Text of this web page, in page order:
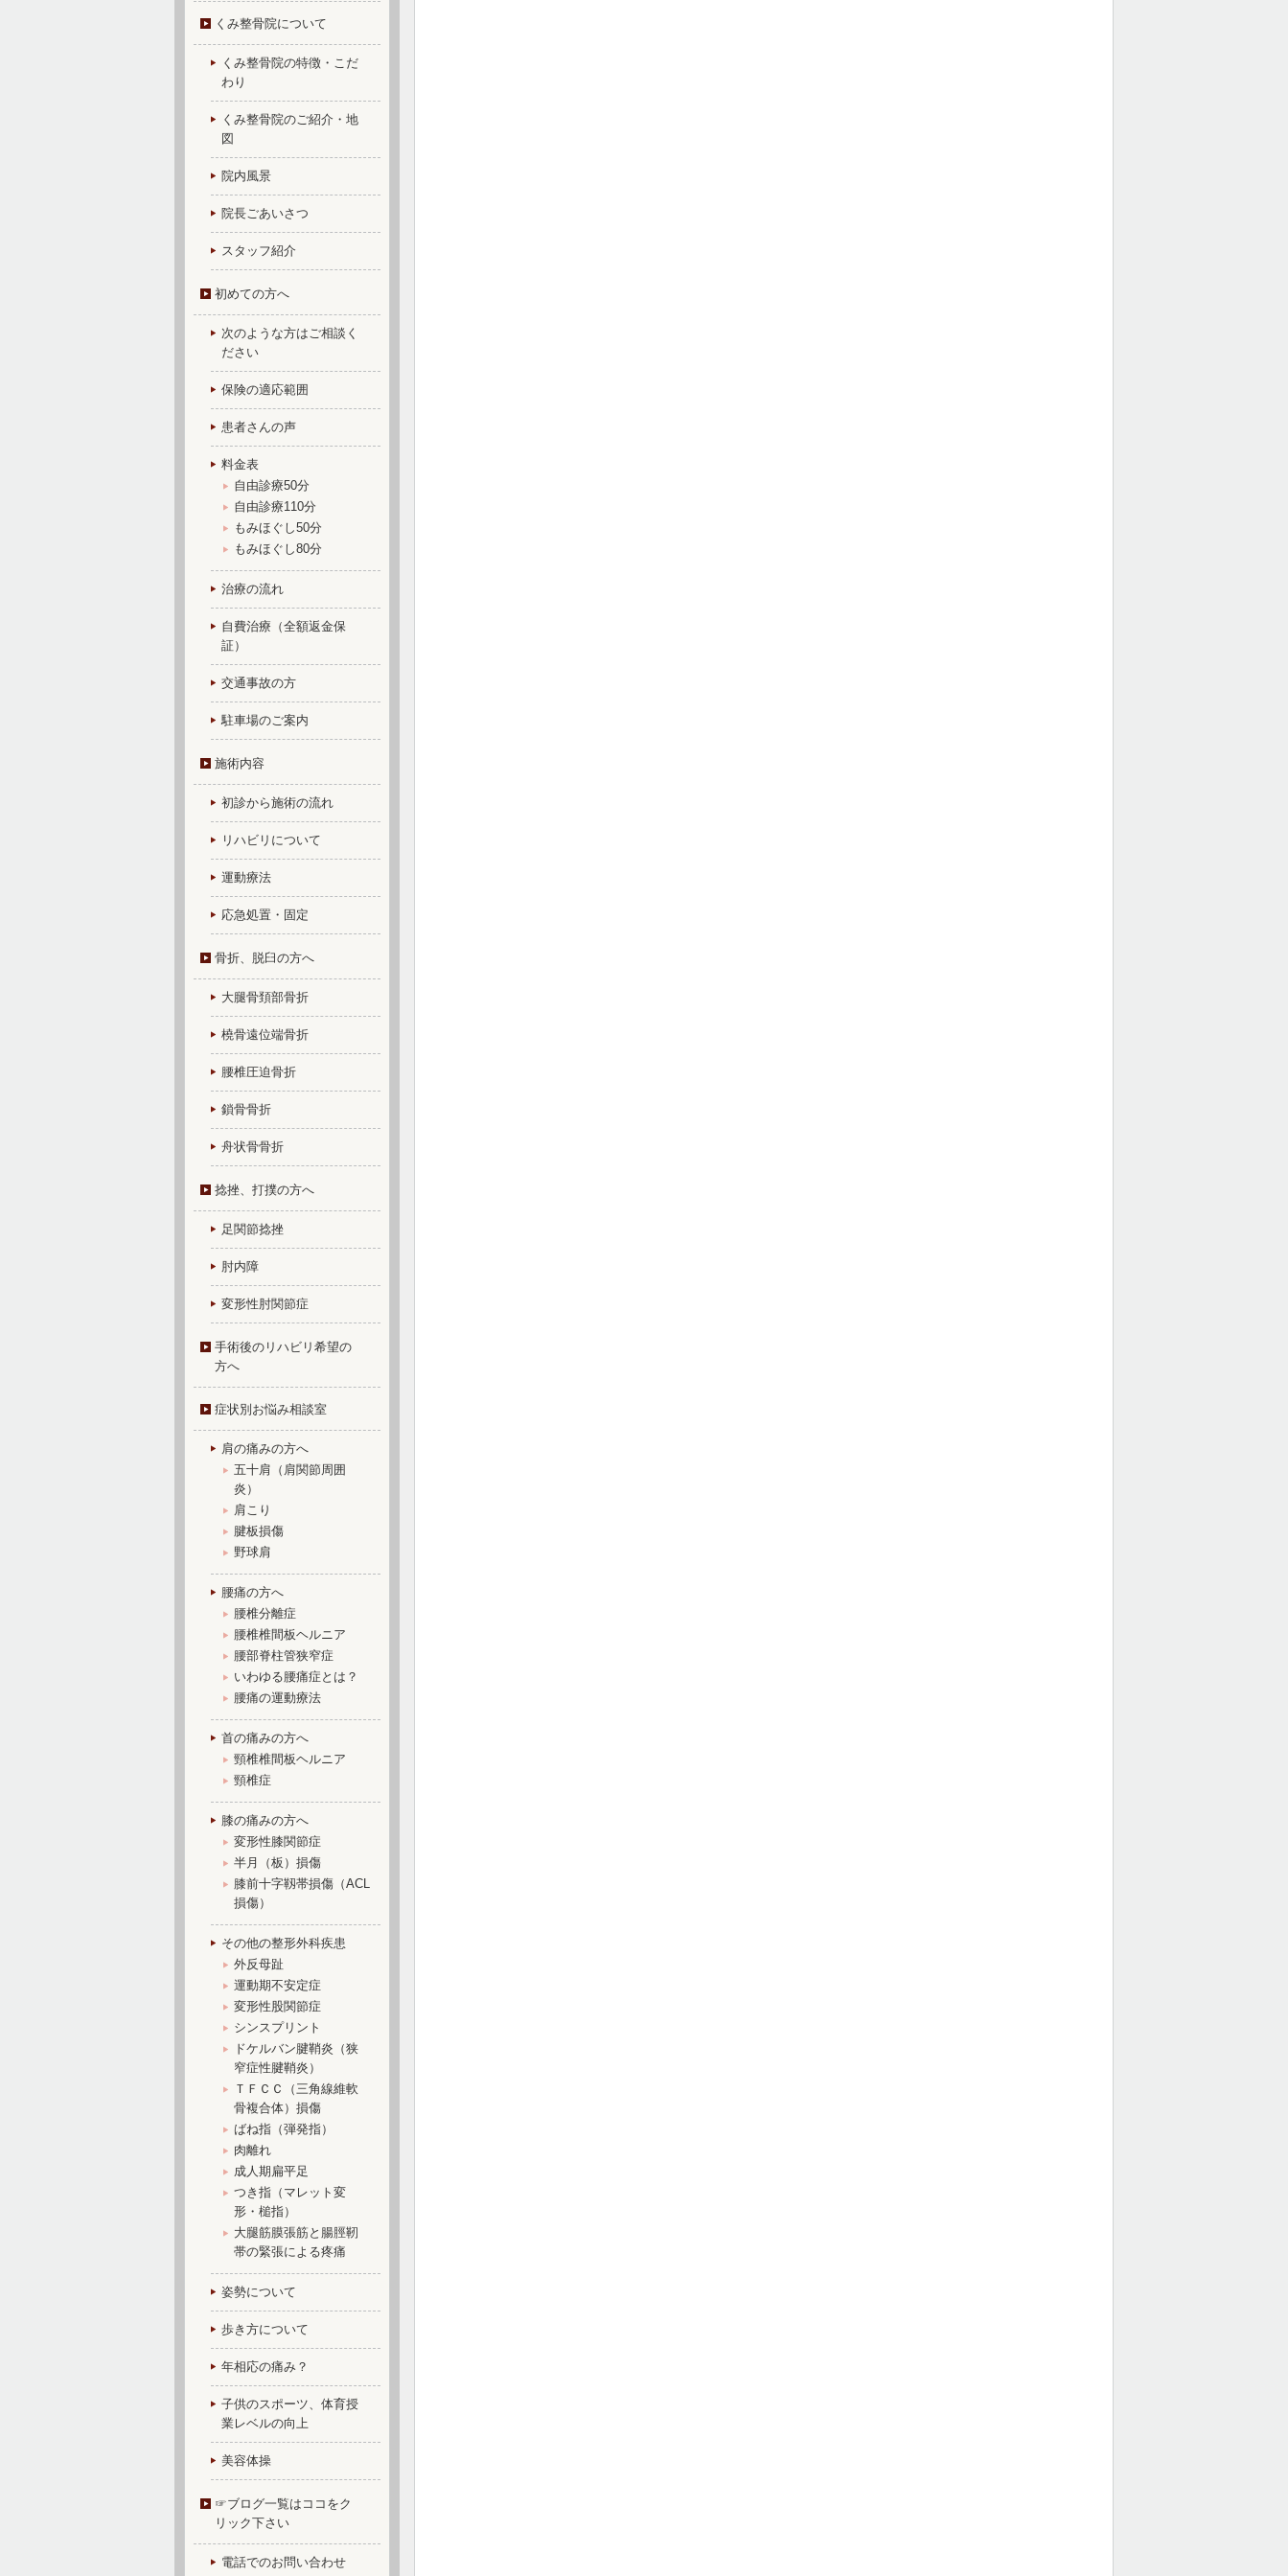
くみ整骨院について
くみ整骨院の特徴・こだ
わり
くみ整骨院のご紹介・地
図
院内風景
院長ごあいさつ
スタッフ紹介
初めての方へ
次のような方はご相談く
ださい
保険の適応範囲
患者さんの声
料金表
自由診療50分
自由診療110分
もみほぐし50分
もみほぐし80分
治療の流れ
自費治療（全額返金保
証）
交通事故の方
駐車場のご案内
施術内容
初診から施術の流れ
リハビリについて
運動療法
応急処置・固定
骨折、脱臼の方へ
大腿骨頚部骨折
橈骨遠位端骨折
腰椎圧迫骨折
鎖骨骨折
舟状骨骨折
捻挫、打撲の方へ
足関節捻挫
肘内障
変形性肘関節症
手術後のリハビリ希望の
方へ
症状別お悩み相談室
肩の痛みの方へ
五十肩（肩関節周囲
炎）
肩こり
腱板損傷
野球肩
腰痛の方へ
腰椎分離症
腰椎椎間板ヘルニア
腰部脊柱管狭窄症
いわゆる腰痛症とは？
腰痛の運動療法
首の痛みの方へ
頸椎椎間板ヘルニア
頸椎症
膝の痛みの方へ
変形性膝関節症
半月（板）損傷
膝前十字靱帯損傷（ACL
損傷）
その他の整形外科疾患
外反母趾
運動期不安定症
変形性股関節症
シンスプリント
ドケルバン腱鞘炎（狭
窄症性腱鞘炎）
ＴＦＣＣ（三角線維軟
骨複合体）損傷
ばね指（弾発指）
肉離れ
成人期扁平足
つき指（マレット変
形・槌指）
大腿筋膜張筋と腸脛靭
帯の緊張による疼痛
姿勢について
歩き方について
年相応の痛み？
子供のスポーツ、体育授
業レベルの向上
美容体操
☞ブログ一覧はココをク
リック下さい
電話でのお問い合わせ